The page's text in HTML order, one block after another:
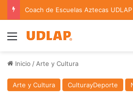
Menu
Inicio / Arte y Cultura
Arte y Cultura CulturayDeporte